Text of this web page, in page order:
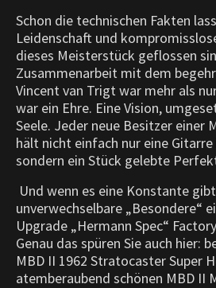
Schon die technischen Fakten
Leidenschaft und
dieses Meisterstück geflossen
Zusammenarbeit mit dem
Vincent van Trigt war mehr als
war ein Ehre. Eine Vision,
Seele. Jeder neue Besitzer einer
hält nicht einfach nur eine
sondern ein Stück gelebte
Und wenn es eine Konstante
unverwechselbare „Besondere“
Upgrade „Hermann Spec“
Genau das spüren Sie auch hier:
MBD II 1962 Stratocaster Super
atemberaubend schönen MBD II